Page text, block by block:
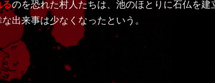
るのを恐れた村人たちは、池のほとりに石仏を建
出来事は少なくなったという。